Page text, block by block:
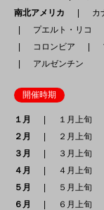
南北アメリカ
カ
プエルト・リコ
コロンビア
アルゼンチン
開催時期
１月 １月上旬
２月
２月上旬
３月
３月上旬
４月
４月上旬
５月
５月上旬
６月
６月上旬